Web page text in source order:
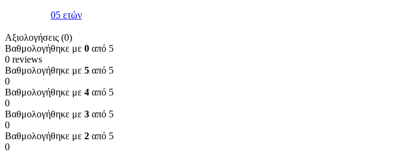
05 ετών
Αξιολογήσεις (0)
Βαθμολογήθηκε με 0 από 5
0 reviews
Βαθμολογήθηκε με 5 από 5
0
Βαθμολογήθηκε με 4 από 5
0
Βαθμολογήθηκε με 3 από 5
0
Βαθμολογήθηκε με 2 από 5
0